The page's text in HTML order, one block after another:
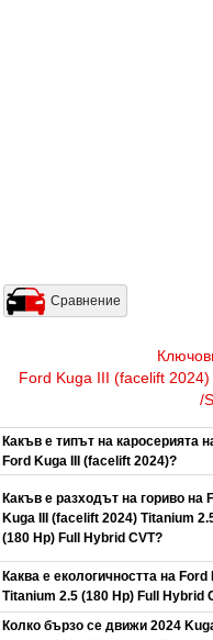
Сравнение
Ford Kuga III (facelift
/
Какъв е типът на каросерията
Ford Kuga III (facelift 2024)?
Какъв е разходът на гориво на
Kuga III (facelift 2024) Titanium
(180 Hp) Full Hybrid CVT?
Каква е екологичността на Ford
Titanium 2.5 (180 Hp) Full Hybrid
Колко бързо се движи 2024